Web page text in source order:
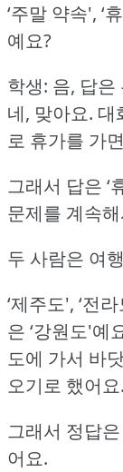
‘주말 약속', ‘
예요?
학생: 음, 답은
네, 맞아요. 대
로 휴가를 가
그래서 답은 ‘
문제를 계속
두 사람은 여
‘제주도', ‘전
은 ‘강원도'예
도에 가서 바
오기로 했어요.
그래서 정답
어요.